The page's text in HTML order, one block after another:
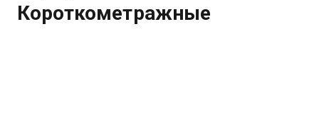
Короткометражные